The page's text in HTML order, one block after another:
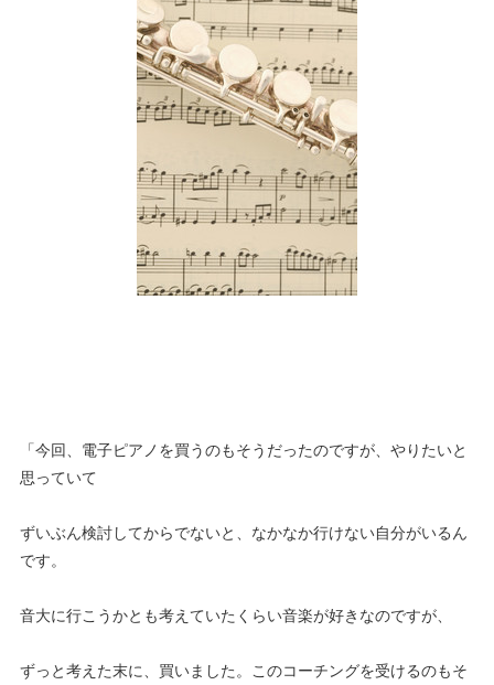
「今回、電子ピアノを買うのもそうだったのですが、やりたいと
思っていて
ずいぶん検討してからでないと、なかなか行けない自分がいるん
です。
音大に行こうかとも考えていたくらい音楽が好きなのですが、
ずっと考えた末に、買いました。このコーチングを受けるのもそ